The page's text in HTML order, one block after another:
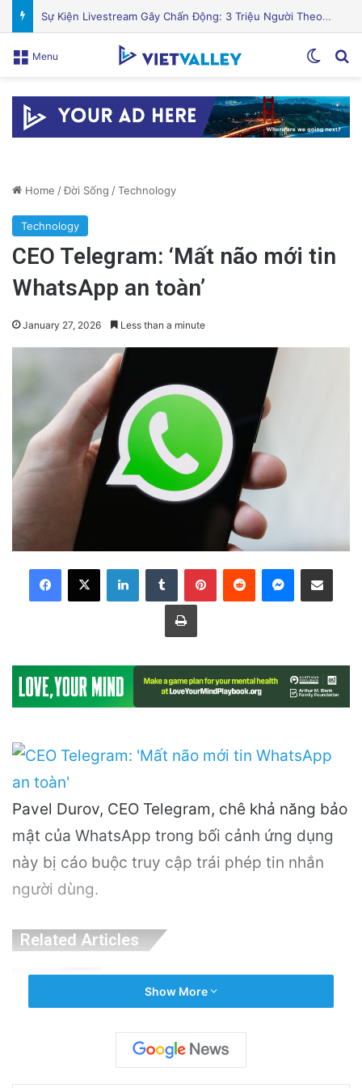
Nhiều trẻ em từ bỏ điện thoại để tìm kiếm công việc mùa hè hấp dẫn
Menu
Home /Đời Sống /Technology
Technology
CEO Telegram: ‘Mất não mới tin
WhatsApp an toàn’
January 27, 2026 Less than a minute
LinkedInTumblr PinterestReddit Messenger
Share via Email
Print
Pavel Durov, CEO Telegram, chê khả năng bảo
mật của WhatsApp trong bối cảnh ứng dụng
này bị cáo buộc truy cập trái phép tin nhắn
người dùng.
Related Articles
Cuộc đời của Nhà Khoa học Xuất sắc
12 hours ago
Khám Phá Máy Đào Hầm Nổ Đá Đầu Tiên
Show More